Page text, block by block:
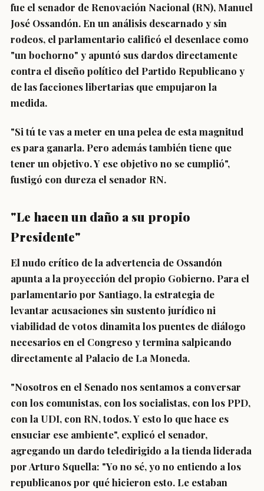
fue el senador de Renovación Nacional (RN), Manuel
José Ossandón. En un análisis descarnado y sin
rodeos, el parlamentario calificó el desenlace como
"un bochorno" y apuntó sus dardos directamente
contra el diseño político del Partido Republicano y
de las facciones libertarias que empujaron la
medida.
"Si tú te vas a meter en una pelea de esta magnitud
es para ganarla. Pero además también tiene que
tener un objetivo. Y ese objetivo no se cumplió",
fustigó con dureza el senador RN.
"Le hacen un daño a su propio
Presidente"
El nudo crítico de la advertencia de Ossandón
apunta a la proyección del propio Gobierno. Para el
parlamentario por Santiago, la estrategia de
levantar acusaciones sin sustento jurídico ni
viabilidad de votos dinamita los puentes de diálogo
necesarios en el Congreso y termina salpicando
directamente al Palacio de La Moneda.
"Nosotros en el Senado nos sentamos a conversar
con los comunistas, con los socialistas, con los PPD,
con la UDI, con RN, todos. Y esto lo que hace es
ensuciar ese ambiente", explicó el senador,
agregando un dardo teledirigido a la tienda liderada
por Arturo Squella: "Yo no sé, yo no entiendo a los
republicanos por qué hicieron esto. Le estaban